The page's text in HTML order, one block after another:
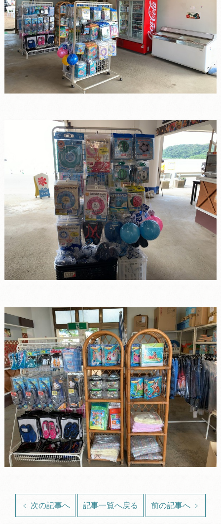
次の記事へ 記事一覧へ戻る 前の記事へ